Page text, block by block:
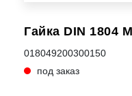
Гайка DIN 1804
018049200300150
под заказ